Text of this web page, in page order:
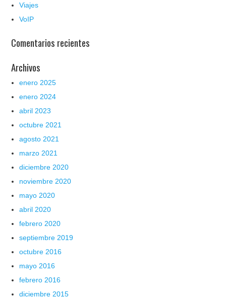
Viajes
VoIP
Comentarios recientes
Archivos
enero 2025
enero 2024
abril 2023
octubre 2021
agosto 2021
marzo 2021
diciembre 2020
noviembre 2020
mayo 2020
abril 2020
febrero 2020
septiembre 2019
octubre 2016
mayo 2016
febrero 2016
diciembre 2015